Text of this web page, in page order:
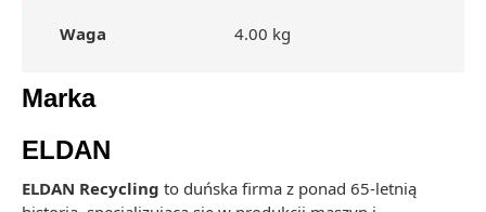
Waga 4.00 kg
Marka
ELDAN
ELDAN Recycling to duńska firma z ponad 65-letnią